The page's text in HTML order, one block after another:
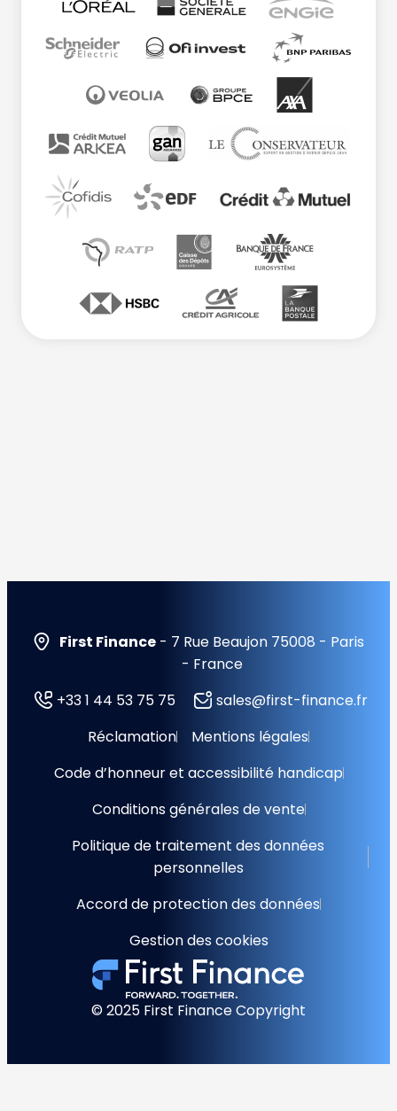
First Finance - 7 Rue Beaujon 75008 - Paris
- France
+33 1 44 53 75 75
sales@first-finance.fr
Réclamation
Mentions légales
Code d’honneur et accessibilité handicap
Conditions générales de vente
Politique de traitement des données
personnelles
Accord de protection des données
Gestion des cookies
© 2025 First Finance Copyright